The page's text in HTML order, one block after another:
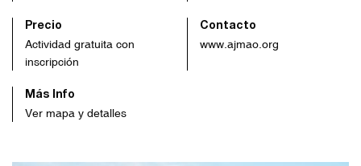
Precio
Actividad gratuita con
inscripción
Contacto
www.ajmao.org
Más Info
Ver mapa y detalles